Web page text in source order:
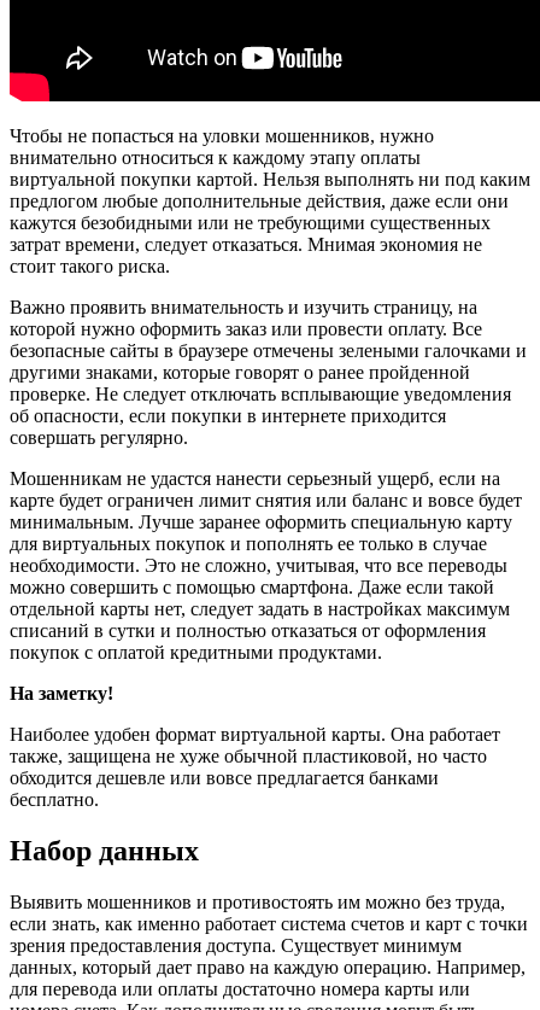
Чтобы не попасться на уловки мошенников, нужно
внимательно относиться к каждому этапу оплаты
виртуальной покупки картой. Нельзя выполнять ни под каким
предлогом любые дополнительные действия, даже если они
кажутся безобидными или не требующими существенных
затрат времени, следует отказаться. Мнимая экономия не
стоит такого риска.
Важно проявить внимательность и изучить страницу, на
которой нужно оформить заказ или провести оплату. Все
безопасные сайты в браузере отмечены зелеными галочками и
другими знаками, которые говорят о ранее пройденной
проверке. Не следует отключать всплывающие уведомления
об опасности, если покупки в интернете приходится
совершать регулярно.
Мошенникам не удастся нанести серьезный ущерб, если на
карте будет ограничен лимит снятия или баланс и вовсе будет
минимальным. Лучше заранее оформить специальную карту
для виртуальных покупок и пополнять ее только в случае
необходимости. Это не сложно, учитывая, что все переводы
можно совершить с помощью смартфона. Даже если такой
отдельной карты нет, следует задать в настройках максимум
списаний в сутки и полностью отказаться от оформления
покупок с оплатой кредитными продуктами.
На заметку!
Наиболее удобен формат виртуальной карты. Она работает
также, защищена не хуже обычной пластиковой, но часто
обходится дешевле или вовсе предлагается банками
бесплатно.
Набор данных
Выявить мошенников и противостоять им можно без труда,
если знать, как именно работает система счетов и карт с точки
зрения предоставления доступа. Существует минимум
данных, который дает право на каждую операцию. Например,
для перевода или оплаты достаточно номера карты или